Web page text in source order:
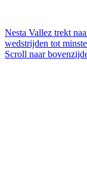
Nesta Vallez trekt
wedstrijden tot
Scroll naar